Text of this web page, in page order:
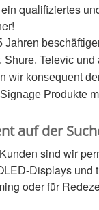
qualifiziertes
Jahren
Shure, Televic
wir konsequent
Produkte
auf der
sind wir
Displays und
oder für